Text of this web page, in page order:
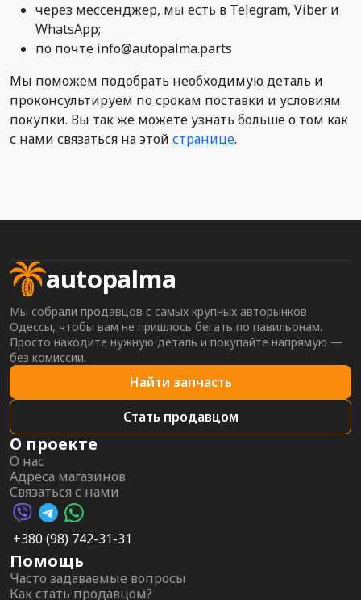
через мессенджер, мы есть в Telegram, Viber и
WhatsApp;
по почте info@autopalma.parts
Мы поможем подобрать необходимую деталь и
проконсультируем по срокам поставки и условиям
покупки. Вы так же можете узнать больше о том как
с нами связаться на этой странице.
autopalma
Мы собрали продавцов с самых крупных авторынков
Одессы, чтобы вам не пришлось бегать по павильонам.
Просто находите нужную деталь и покупайте напрямую —
без комиссии.
Найти запчасть
Стать продавцом
О проекте
О нас
Адреса магазинов
Связаться с нами
Viber AutoPalma
Telegram AutoPalma
WhatsApp AutoPalma
+380 (98) 742-31-31
Помощь
Часто задаваемые вопросы
Как стать продавцом?